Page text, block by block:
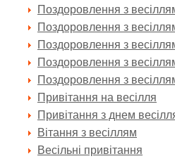
Поздоровлення з
Поздоровлення з
Поздоровлення з
Поздоровлення з
Поздоровлення з
Привітання на весілля
Привітання з днем
Вітання з весіллям
Весільні привітання